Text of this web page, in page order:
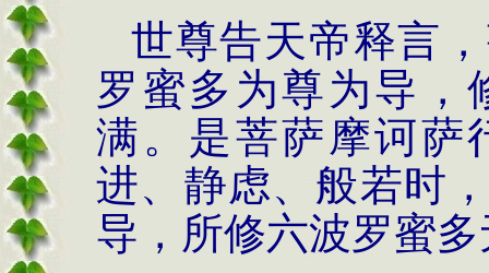
世尊告天帝释言
罗蜜多为尊为导，
满。是菩萨摩诃萨
进、静虑、般若时
导，所修六波罗蜜